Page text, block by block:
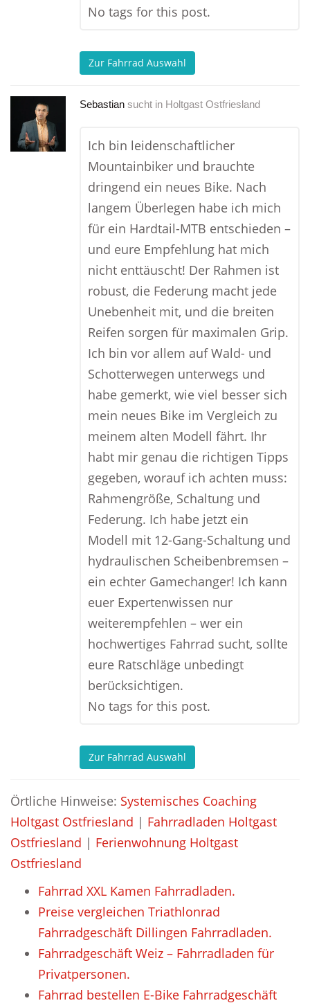
No tags for this post.
Zur Fahrrad Auswahl
Sebastian sucht in Holtgast Ostfriesland
Ich bin leidenschaftlicher
Mountainbiker und brauchte
dringend ein neues Bike. Nach
langem Überlegen habe ich mich
für ein Hardtail-MTB entschieden –
und eure Empfehlung hat mich
nicht enttäuscht! Der Rahmen ist
robust, die Federung macht jede
Unebenheit mit, und die breiten
Reifen sorgen für maximalen Grip.
Ich bin vor allem auf Wald- und
Schotterwegen unterwegs und
habe gemerkt, wie viel besser sich
mein neues Bike im Vergleich zu
meinem alten Modell fährt. Ihr
habt mir genau die richtigen Tipps
gegeben, worauf ich achten muss:
Rahmengröße, Schaltung und
Federung. Ich habe jetzt ein
Modell mit 12-Gang-Schaltung und
hydraulischen Scheibenbremsen –
ein echter Gamechanger! Ich kann
euer Expertenwissen nur
weiterempfehlen – wer ein
hochwertiges Fahrrad sucht, sollte
eure Ratschläge unbedingt
berücksichtigen.
No tags for this post.
Zur Fahrrad Auswahl
Örtliche Hinweise: Systemisches Coaching
Holtgast Ostfriesland | Fahrradladen Holtgast
Ostfriesland | Ferienwohnung Holtgast
Ostfriesland
Fahrrad XXL Kamen Fahrradladen.
Preise vergleichen Triathlonrad
Fahrradgeschäft Dillingen Fahrradladen.
Fahrradgeschäft Weiz – Fahrradladen für
Privatpersonen.
Fahrrad bestellen E-Bike Fahrradgeschäft